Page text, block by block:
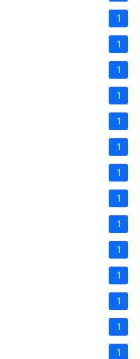
1
1
1
1
1
1
1
1
1
1
1
1
1
1